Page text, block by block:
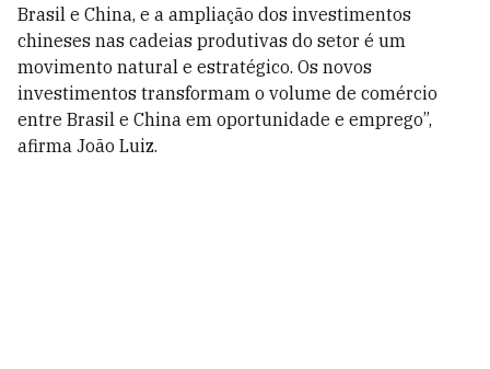
Brasil e China, e a ampliação dos investimentos
chineses nas cadeias produtivas do setor é um
movimento natural e estratégico. Os novos
investimentos transformam o volume de comércio
entre Brasil e China em oportunidade e emprego”,
afirma João Luiz.